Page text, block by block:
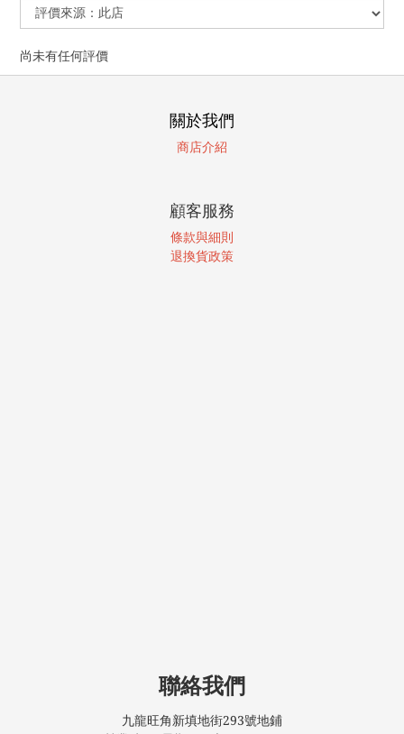
尚未有任何評價
關於我們
商店介紹
顧客服務
條款與細則
退換貨政策
聯絡我們
九龍旺角新填地街293號地鋪